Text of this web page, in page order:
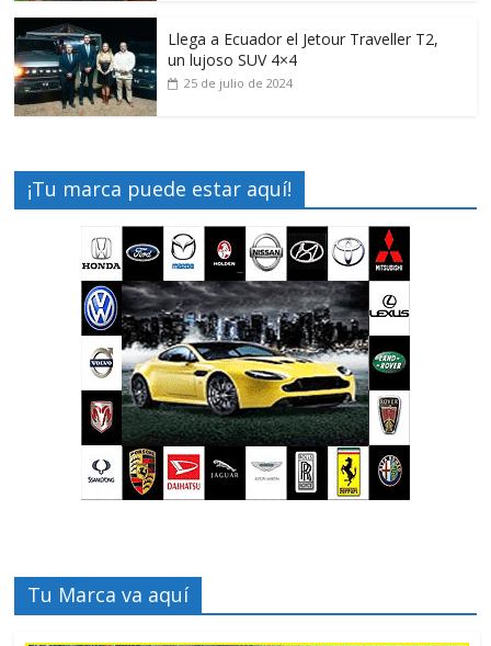
Llega a Ecuador el Jetour Traveller T2,
un lujoso SUV 4×4
25 de julio de 2024
¡Tu marca puede estar aquí!
Tu Marca va aquí